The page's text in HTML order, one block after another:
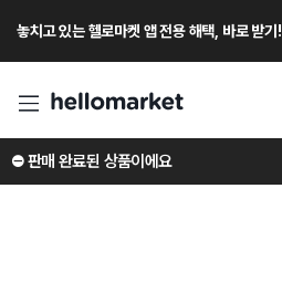
놓치고 있는 헬로마켓 앱 전용 해택, 바로 받기!
⛔️ 판매 완료된 상품이에요